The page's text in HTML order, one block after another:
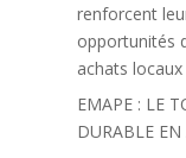
renforcent
opportunités
achats
EMAPE : LE
DURABLE EN